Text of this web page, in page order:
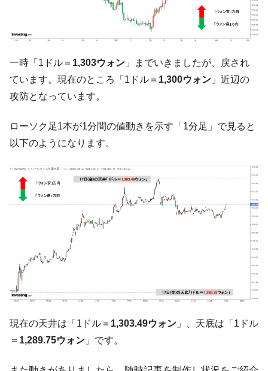
種は全般的「不調」⇒ PSIが示す現況は決して良くない。
【米韓激突案件】韓国消費者院が『クーパ
ン』1人当たり賠償10万ウォンを認定 ⇒ 総額3兆7,000億
『Money1』 韓国で猛暑。南東部では干ばつ
『Money1』
韓国型イージス搭載の次世代駆逐艦
「KDDX」1番艦、2032年竣工と公示
に韓国がいっちょがみしたのでは。
『Money1』
韓国政府『BYD』車への補助金を全廃 ⇒ 実
1.9倍！
『Money1』
在韓米国大使スティールが着韓！⇒ さっそ
く空港に詰めかけ「出て行け！」「極右勢力」のプラカー
ドを掲げる「在韓反米勢力」
韓国政府「2035年までに18.4GW規模のAIデ
ータセンター整備」⇒ だから無理だってば。
『Money1』
ほぼ終わった」
『Money1』
韓国『国民年金公団』株価暴落で200兆蒸
発。
『Money1』
韓国政府「ニセＫ-ブランドを通報しようキ
一時「1ドル＝ 1,303ウォン 」までいきましたが、戻され
ています。現在のところ「1ドル＝ 1,300ウォン 」近辺の
攻防となっています。
ローソク足1本が1分間の値動きを示す「1分足」で見ると
以下のようになります。
現在の天井は「1ドル＝ 1,303.49ウォン 」、天底は「1ドル
＝ 1,289.75ウォン 」です。